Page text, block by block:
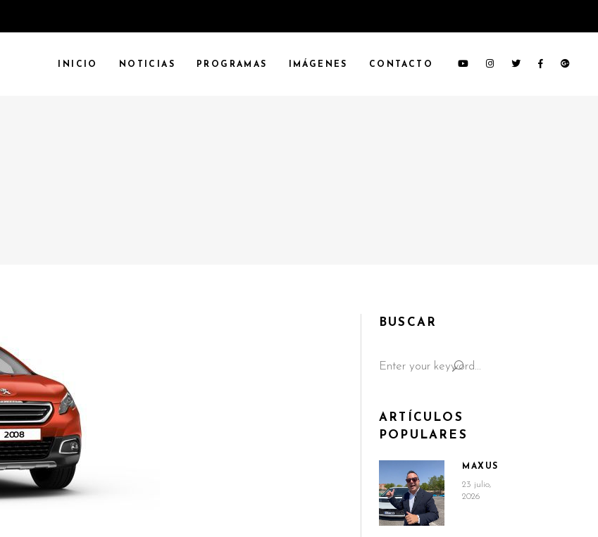
INICIO NOTICIAS PROGRAMAS IMÁGENES CONTACTO
BUSCAR
for:
ARTÍCULOS
POPULARES
MAXUS
23 julio,
2026